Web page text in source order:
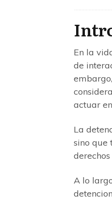
En la
de
actuar
La
sino que
A lo